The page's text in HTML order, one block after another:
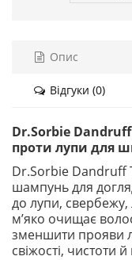
Опис
Відгуки (0)
Dr.Sorbie
проти лупи для
Dr.Sorbie Dandruff
шампунь для
до лупи, свербежу,
м’яко очищає
зменшити прояви
свіжості, чистоти